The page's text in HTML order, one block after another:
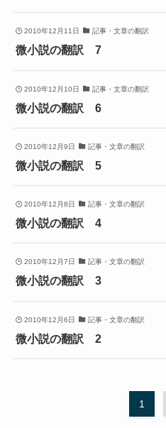
2010年12月11日 記事・文章の翻訳
微小説の翻訳 7
2010年12月10日 記事・文章の翻訳
微小説の翻訳 6
2010年12月9日 記事・文章の翻訳
微小説の翻訳 5
2010年12月8日 記事・文章の翻訳
微小説の翻訳 4
2010年12月7日 記事・文章の翻訳
微小説の翻訳 3
2010年12月6日 記事・文章の翻訳
微小説の翻訳 2
1